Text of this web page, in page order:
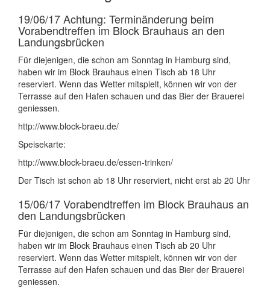
19/06/17Achtung: Terminänderung beim
Vorabendtreffen im Block Brauhaus an den
Landungsbrücken
Für diejenigen, die schon am Sonntag in Hamburg sind,
haben wir im Block Brauhaus einen Tisch ab 18 Uhr
reserviert. Wenn das Wetter mitspielt, können wir von der
Terrasse auf den Hafen schauen und das Bier der Brauerei
geniessen.
http://www.block-braeu.de/
Speisekarte:
http://www.block-braeu.de/essen-trinken/
Der Tisch ist schon ab 18 Uhr reserviert, nicht erst ab 20 Uhr
15/06/17Vorabendtreffen im Block Brauhaus an
den Landungsbrücken
Für diejenigen, die schon am Sonntag in Hamburg sind,
haben wir im Block Brauhaus einen Tisch ab 20 Uhr
reserviert. Wenn das Wetter mitspielt, können wir von der
Terrasse auf den Hafen schauen und das Bier der Brauerei
geniessen.